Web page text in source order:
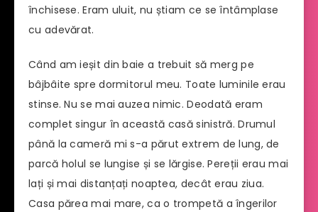
închisese. Eram uluit, nu știam ce se întâmplase
cu adevărat.
Când am ieșit din baie a trebuit să merg pe
bâjbâite spre dormitorul meu. Toate luminile erau
stinse. Nu se mai auzea nimic. Deodată eram
complet singur în această casă sinistră. Drumul
până la cameră mi s-a părut extrem de lung, de
parcă holul se lungise și se lărgise. Pereții erau mai
lați și mai distanțați noaptea, decât erau ziua.
Casa părea mai mare, ca o trompetă a îngerilor